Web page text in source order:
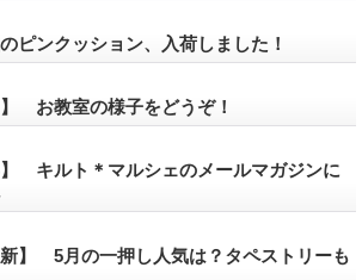
ピンクッション、入荷しました！
】 お教室の様子をどうぞ！
】 キルト＊マルシェのメールマガジンに
新】 5月の一押し人気は？タペストリーも